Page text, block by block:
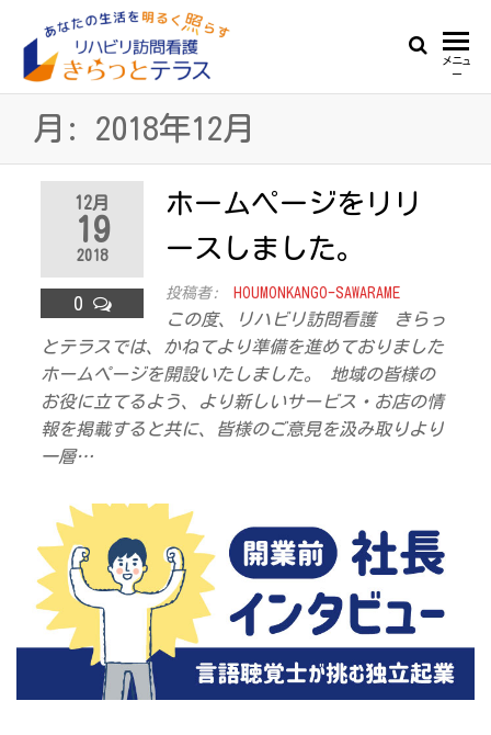
the
ハ
リ
訪
問
護
き
ら
っ
ラ
ス
を
る
照
ら
す
メニュ
ー
月: 2018年12月
12月
19
2018
0
ホームページをリリ
ースしました。
投稿者: HOUMONKANGO-SAWARAME
この度、リハビリ訪問看護 きらっ
とテラスでは、かねてより準備を進めておりました
ホームページを開設いたしました。 地域の皆様の
お役に立てるよう、より新しいサービス・お店の情
報を掲載すると共に、皆様のご意見を汲み取りより
一層…